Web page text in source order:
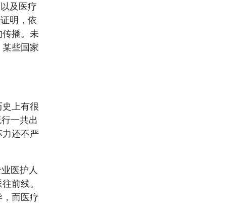
及医疗
明，依
播。未
些国家
上有很
一共出
还不严
医护人
前线。
而医疗